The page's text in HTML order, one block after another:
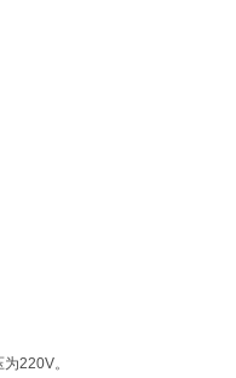
220V。